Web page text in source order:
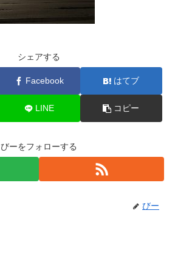
シェアする
Facebook はてブ
LINE コピー
びーをフォローする
びー